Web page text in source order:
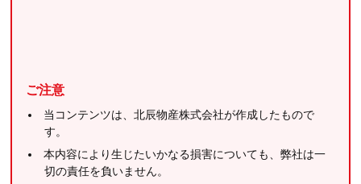
ご注意
当コンテンツは、北辰物産株式会社が作成したもので
す。
本内容により生じたいかなる損害についても、弊社は一
切の責任を負いません。